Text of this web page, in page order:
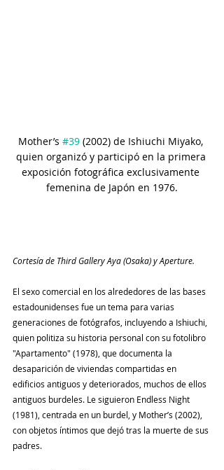
Mother’s #39 (2002) de Ishiuchi Miyako,
quien organizó y participó en la primera
exposición fotográfica exclusivamente
femenina de Japón en 1976.
Cortesía de Third Gallery Aya (Osaka) y Aperture.
El sexo comercial en los alrededores de las bases
estadounidenses fue un tema para varias
generaciones de fotógrafos, incluyendo a Ishiuchi,
quien politiza su historia personal con su fotolibro
"Apartamento" (1978), que documenta la
desaparición de viviendas compartidas en
edificios antiguos y deteriorados, muchos de ellos
antiguos burdeles. Le siguieron Endless Night
(1981), centrada en un burdel, y Mother’s (2002),
con objetos íntimos que dejó tras la muerte de sus
padres.